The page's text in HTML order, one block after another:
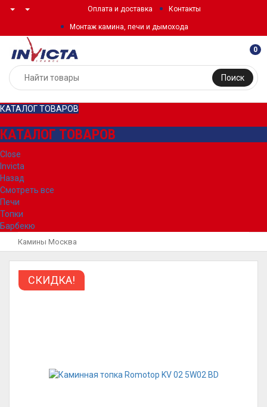
Оплата и доставка Контакты
Монтаж камина, печи и дымохода
Поиск
0
КАТАЛОГ ТОВАРОВ
КАТАЛОГ ТОВАРОВ
Close
Invicta
Назад
Смотреть все
Печи
Топки
Барбекю
Камины Москва
СКИДКА!